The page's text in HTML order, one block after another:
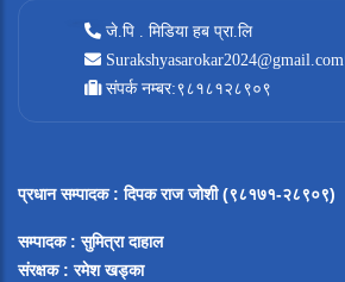
जे.पि . मिडिया हब प्रा.लि
Surakshyasarokar2024@gmail.com
संपर्क नम्बर:९८१८१२८९०९
प्रधान सम्पादक: दिपक राज जोशी (९८१७१-२८९०९)
सम्पादक : सुमित्रा दाहाल
संरक्षक : रमेश खड्का